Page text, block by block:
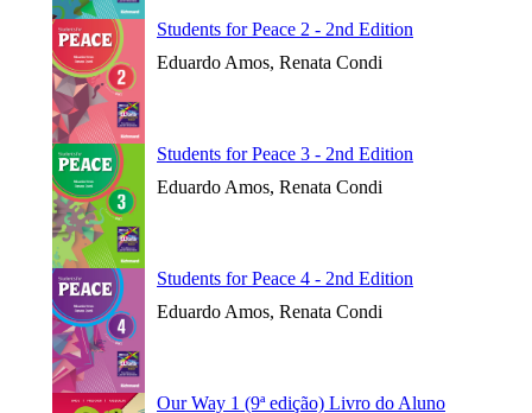
Students for Peace 2 - 2nd Edition
Eduardo Amos, Renata Condi
Students for Peace 3 - 2nd Edition
Eduardo Amos, Renata Condi
Students for Peace 4 - 2nd Edition
Eduardo Amos, Renata Condi
Our Way 1 (9ª edição) Livro do Aluno